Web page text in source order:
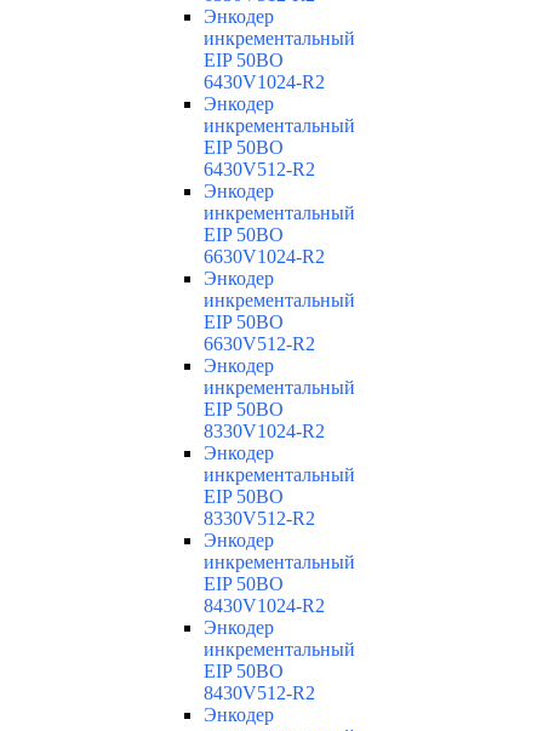
Энкодер
инкрементальный
EIP 50BO
6430V1024-R2
Энкодер
инкрементальный
EIP 50BO
6430V512-R2
Энкодер
инкрементальный
EIP 50BO
6630V1024-R2
Энкодер
инкрементальный
EIP 50BO
6630V512-R2
Энкодер
инкрементальный
EIP 50BO
8330V1024-R2
Энкодер
инкрементальный
EIP 50BO
8330V512-R2
Энкодер
инкрементальный
EIP 50BO
8430V1024-R2
Энкодер
инкрементальный
EIP 50BO
8430V512-R2
Энкодер